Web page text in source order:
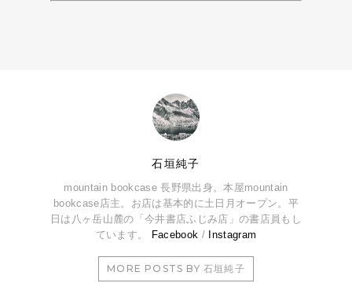
石垣純子
mountain bookcase 長野県出身。本屋mountain
bookcase店主。お店は基本的に土日月オープン。平
日は八ヶ岳山麓の「今井書店ふじみ店」の書店員もし
ています。
Facebook / Instagram
MORE POSTS BY 石垣純子